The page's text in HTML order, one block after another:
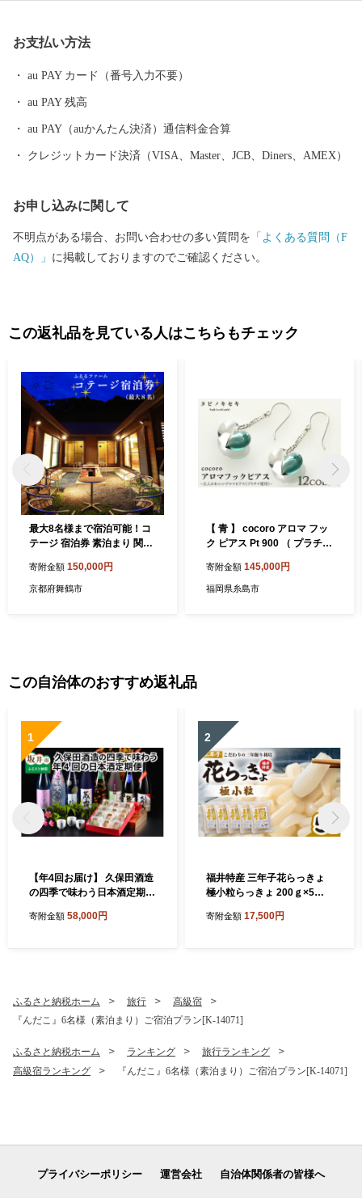
ふるさと”です！(同市丸岡町はコシヒカリ開発者 石墨博士の故郷
織による織マークは国内シェアの80％を占めております。 また、
景勝地「東尋坊」に代表される海岸線や現存十二天守として知ら
れる「丸岡城」などを有することでも有名です。 心から笑顔にな
ただいた個人情報は、坂井市が責任をもって管理し、関係法令で
せていただき、その手段として、電子メールの配信やパンフレッ
や、電子メールの配信又は資料の郵送停止等のご希望がございま
したら、ふるさと納税担当(furusato_tax@city.fukui-sakai.lg.jp)まで
ご連絡ください。
お支払い方法
au PAY カード（番号入力不要）
au PAY 残高
au PAY（auかんたん決済）通信料金合算
クレジットカード決済（VISA、Master、JCB、Diners、AMEX）
お申し込みに関して
不明点がある場合、お問い合わせの多い質問を 「よくある質問（F
AQ）」 に掲載しておりますのでご確認ください。
この返礼品を見ている人はこちらもチェック
最大8名様まで宿泊可能！コ
テージ 宿泊券 素泊まり 関西
ャー
寄附金額 150,000円
京都府舞鶴市
【 青 】 cocoro アロマ フッ
ク ピアス Pt 900 （ プラチナ
キ】 [ADB020-6]
寄附金額 145,000円
福岡県糸島市
この自治体のおすすめ返礼品
1
【年4回お届け】 久保田酒造
の四季で味わう日本酒定期便
～ 定期便 純米吟醸 純米原酒
-1302]
寄附金額 58,000円
2
福井特産 三年子花らっきょ
極小粒らっきょ 200ｇ×5袋
りの三年掘り栽培』 希少 漬
寄附金額 17,500円
ふるさと納税ホーム 旅行
高級宿
『んだこ』6名様（素泊まり）ご宿泊プラン[K-14071]
ふるさと納税ホーム ランキング
旅行ランキング
高級宿ランキング
『んだこ』6名様（素泊まり）ご宿泊プラン[K-14071]
プライバシーポリシー 運営会社 自治体関係者の皆様へ